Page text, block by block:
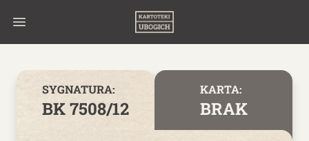
SYGNATURA:
BK 7508/12
KARTA:
BRAK